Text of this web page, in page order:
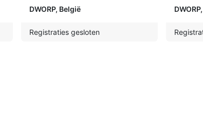
DWORP, België
Registraties gesloten
DWORP,